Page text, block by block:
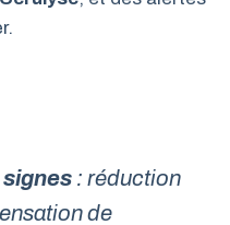
: réduction
de